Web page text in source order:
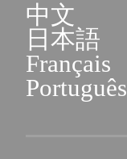
中文
日本語
Français
Português